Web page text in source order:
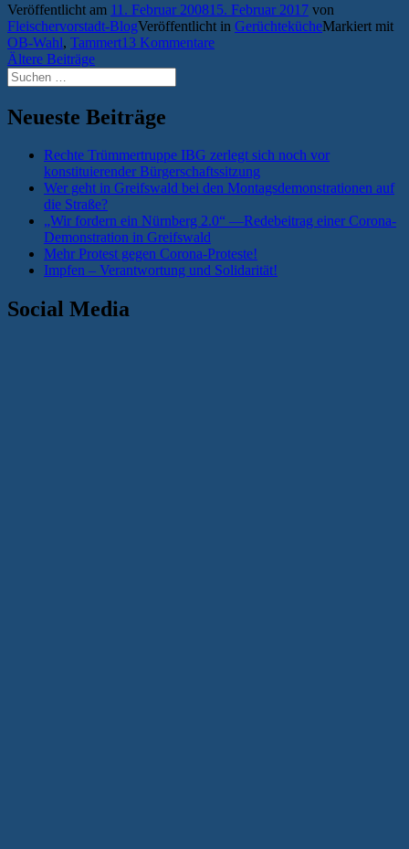
Veröffentlicht am 11. Februar 200815. Februar 2017 von
Fleischervorstadt-BlogVeröffentlicht in GerüchtekücheMarkiert mit
OB-Wahl, Tammert13 Kommentare
Beitragsnavigation
Ältere Beiträge
Suchen
nach:
Neueste Beiträge
Rechte Trümmertruppe IBG zerlegt sich noch vor
konstituierender Bürgerschaftssitzung
Wer geht in Greifswald bei den Montagsdemonstrationen auf
die Straße?
„Wir fordern ein Nürnberg 2.0“ —Redebeitrag einer Corona-
Demonstration in Greifswald
Mehr Protest gegen Corona-Proteste!
Impfen – Verantwortung und Solidarität!
Social Media